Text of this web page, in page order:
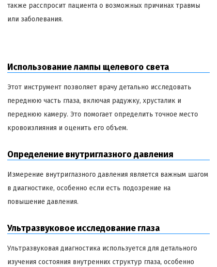
также расспросит пациента о возможных причинах травмы
или заболевания.
Использование лампы щелевого света
Этот инструмент позволяет врачу детально исследовать
переднюю часть глаза, включая радужку, хрусталик и
переднюю камеру. Это помогает определить точное место
кровоизлияния и оценить его объем.
Определение внутриглазного давления
Измерение внутриглазного давления является важным шагом
в диагностике, особенно если есть подозрение на
повышение давления.
Ультразвуковое исследование глаза
Ультразвуковая диагностика используется для детального
изучения состояния внутренних структур глаза, особенно